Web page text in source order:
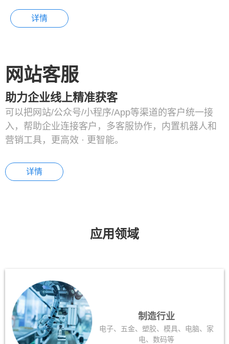
详情
网站客服
助力企业线上精准获客
可以把网站/公众号/小程序/App等渠道的客户统一接
入，帮助企业连接客户，多客服协作，内置机器人和
营销工具，更高效 · 更智能。
详情
应用领域
制造行业
电子、五金、塑胶、模具、电脑、家
电、数码等